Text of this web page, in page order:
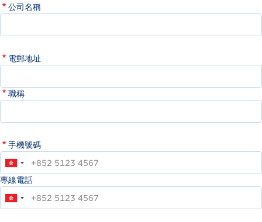
公司名稱
電郵地址
職稱
手機號碼
專線電話